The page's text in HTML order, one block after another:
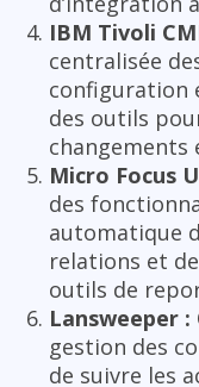
IBM Tivoli
centralisée
configuration
des outils
changements
Micro Focus
des
automatique
relations et
outils de
Lansweeper :
gestion des
de suivre les